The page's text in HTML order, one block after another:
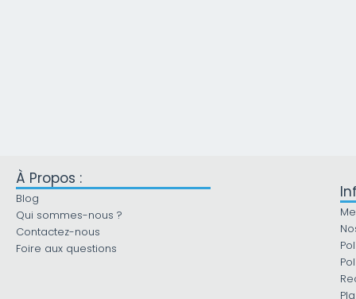
À Propos :
Blog
Qui sommes-nous ?
Contactez-nous
Foire aux questions